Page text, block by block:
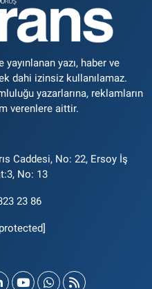
yazı, haber ve
dahi izinsiz kullanılamaz.
yazarlarına, reklamların
verenlere aittir.
Caddesi, No: 22, Ersoy İş
No: 13
23 86